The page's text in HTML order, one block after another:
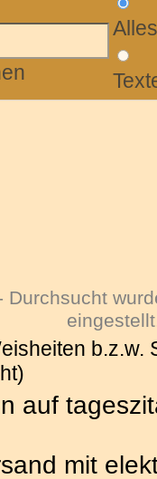
Alles
Durchsucht
b.z.w.
auf
mit